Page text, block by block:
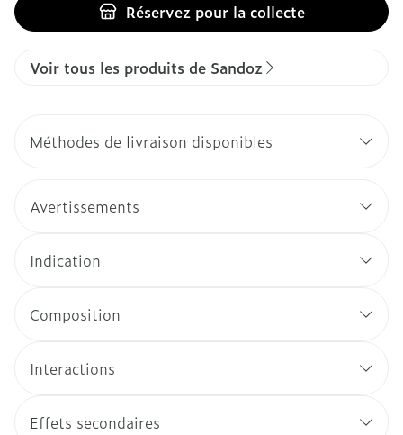
Réservezpour la collecte
Voir tous les produits de Sandoz
Méthodes de livraison disponibles
Avertissements
Indication
Composition
Interactions
Effets secondaires